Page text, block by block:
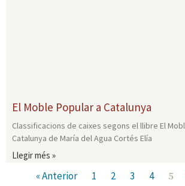
El Moble Popular a Catalunya
Classificacions de caixes segons el llibre El
Catalunya de María del Agua Cortés Elía
Llegir més »
« Anterior 1 2 3 4 5